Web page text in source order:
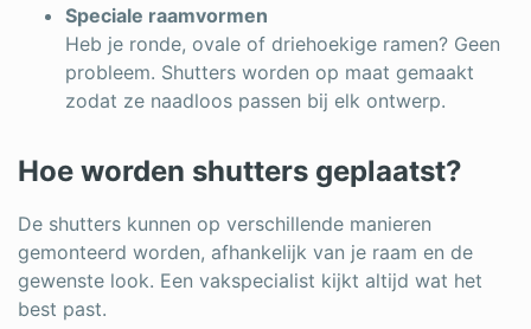
Speciale raamvormen
Heb je ronde, ovale of driehoekige ramen? Geen
probleem. Shutters worden op maat gemaakt
zodat ze naadloos passen bij elk ontwerp.
Hoe worden shutters geplaatst?
De shutters kunnen op verschillende manieren
gemonteerd worden, afhankelijk van je raam en de
gewenste look. Een vakspecialist kijkt altijd wat het
best past.